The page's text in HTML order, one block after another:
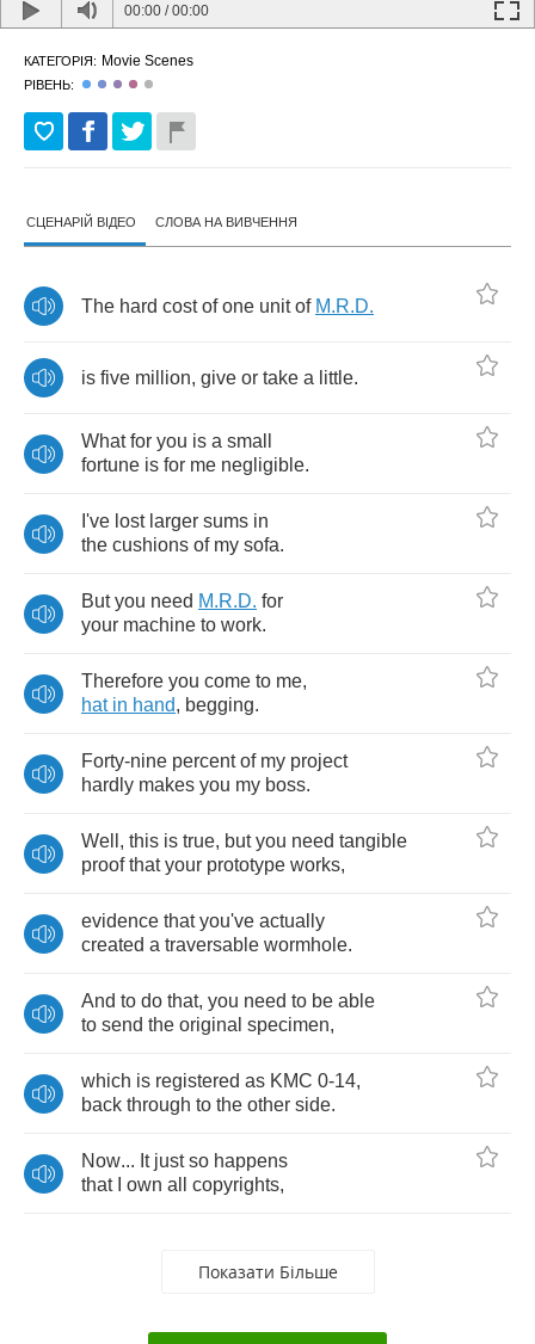
00:00 /00:00
КАТЕГОРІЯ: Movie Scenes
РІВЕНЬ:
СЦЕНАРІЙ ВІДЕО СЛОВА НА ВИВЧЕННЯ
The hard cost of one unit of M.R.D.
is five million, give or take a little.
What for you is a small
fortune is for me negligible.
I've lost larger sums in
the cushions of my sofa.
But you need M.R.D. for
your machine to work.
Therefore you come to me,
hat in hand, begging.
Forty-nine percent of my project
hardly makes you my boss.
Well , this is true, but you need tangible
proof that your prototype works,
evidence that you've actually
created a traversable wormhole.
And to do that, you need to be able
to send the original specimen,
which is registered as KMC 0-14,
back through to the other side.
Now... It just so happens
that
own all copyrights,
Показати Більше